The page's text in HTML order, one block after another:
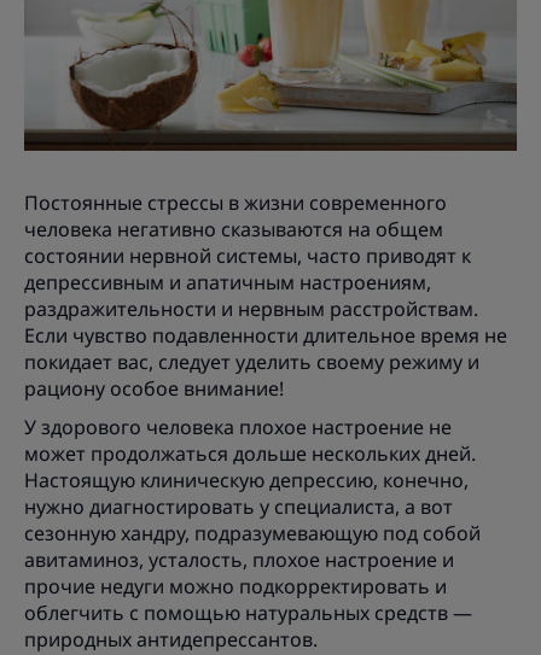
Постоянные стрессы в жизни современного
человека негативно сказываются на общем
состоянии нервной системы, часто приводят к
депрессивным и апатичным настроениям,
раздражительности и нервным расстройствам.
Если чувство подавленности длительное время не
покидает вас, следует уделить своему режиму и
рациону особое внимание!
У здорового человека плохое настроение не
может продолжаться дольше нескольких дней.
Настоящую клиническую депрессию, конечно,
нужно диагностировать у специалиста, а вот
сезонную хандру, подразумевающую под собой
авитаминоз, усталость, плохое настроение и
прочие недуги можно подкорректировать и
облегчить с помощью натуральных средств —
природных антидепрессантов.